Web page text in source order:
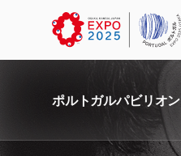
ポルトガルパビリオン